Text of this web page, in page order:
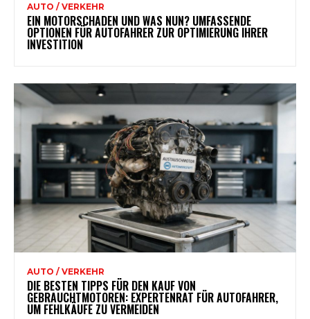
AUTO / VERKEHR
EIN MOTORSCHADEN UND WAS NUN? UMFASSENDE
OPTIONEN FÜR AUTOFAHRER ZUR OPTIMIERUNG IHRER
INVESTITION
AUTO / VERKEHR
DIE BESTEN TIPPS FÜR DEN KAUF VON
GEBRAUCHTMOTOREN: EXPERTENRAT FÜR AUTOFAHRER,
UM FEHLKÄUFE ZU VERMEIDEN